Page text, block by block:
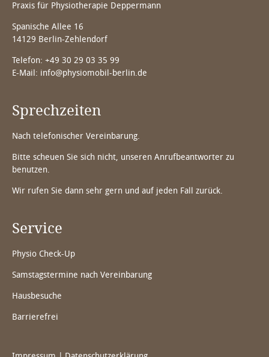
Praxis für Physiotherapie Deppermann
Spanische Allee 16
14129 Berlin-Zehlendorf
Telefon: +49 30 29 03 35 99
E-Mail: info@physiomobil-berlin.de
Sprechzeiten
Nach telefonischer Vereinbarung.
Bitte scheuen Sie sich nicht, unseren Anrufbeantworter zu
benutzen.
Wir rufen Sie dann sehr gern und auf jeden Fall zurück.
Service
Physio Check-Up
Samstagstermine nach Vereinbarung
Hausbesuche
Barrierefrei